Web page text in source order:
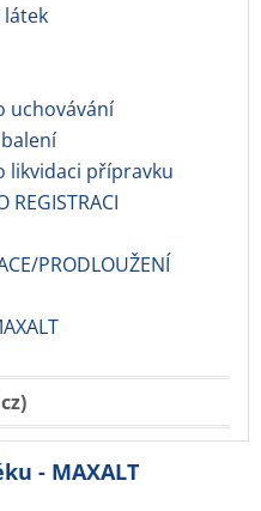
látek
uchovávání
likvidaci přípravku
REGISTRACI
PRODLOUŽENÍ
- MAXALT